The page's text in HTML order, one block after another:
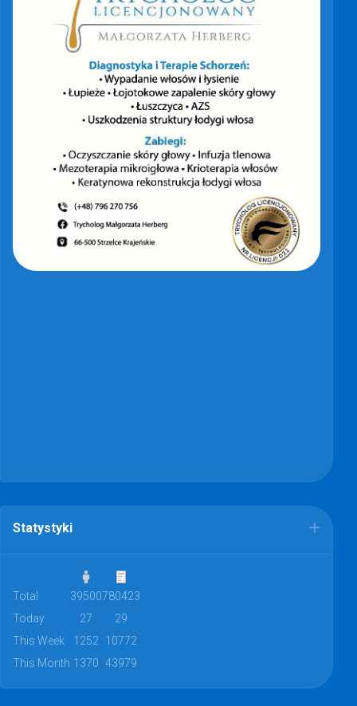
Statystyki
Total 39500780423
Today
27
29
This Week
1252 10772
This Month 1370 43979